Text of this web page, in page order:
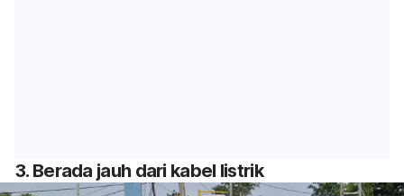
3. Berada jauh dari kabel listrik